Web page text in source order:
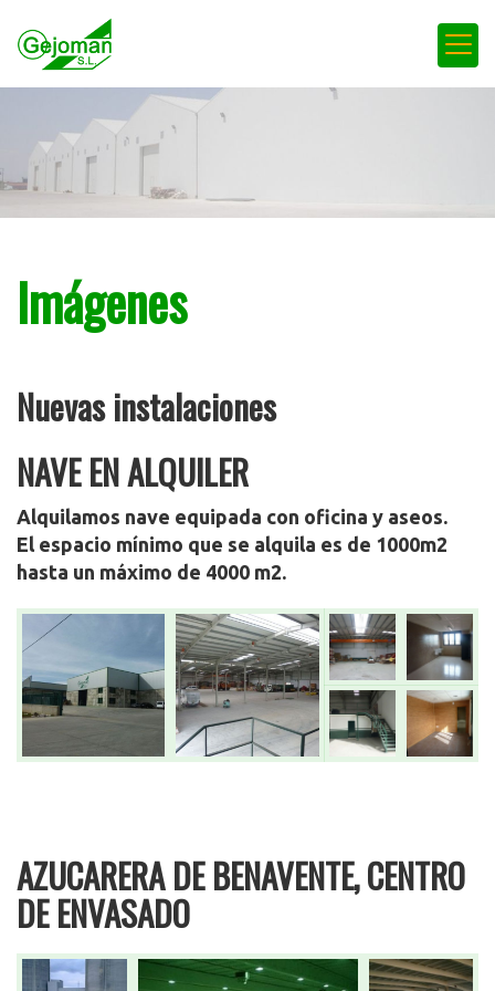
Imágenes
Nuevas instalaciones
NAVE EN ALQUILER
Alquilamos nave equipada con oficina y aseos.
El espacio mínimo que se alquila es de 1000m2
hasta un máximo de 4000 m2.
AZUCARERA DE BENAVENTE, CENTRO
DE ENVASADO